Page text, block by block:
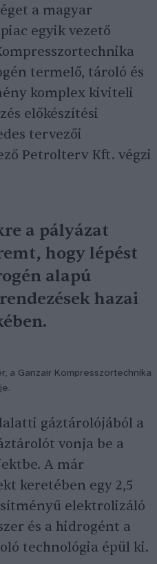
a magyar
egyik vezető
termelő, tároló és
komplex kiviteli
előkészítési
tervezői
Petrolterv Kft. végzi
a pályázat
hogy lépést
alapú
hazai
a Ganzair Kompresszortechnika
gáztárolójából a
vonja be a
A már
keretében egy 2,5
elektrolizáló
és a hidrogént a
technológia épül ki.